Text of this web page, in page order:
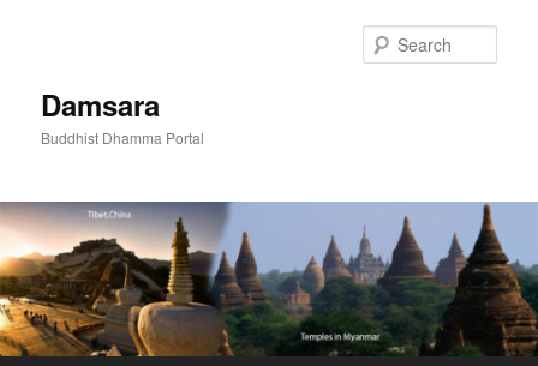
Damsara
Buddhist Dhamma Portal